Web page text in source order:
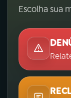
Escolha sua